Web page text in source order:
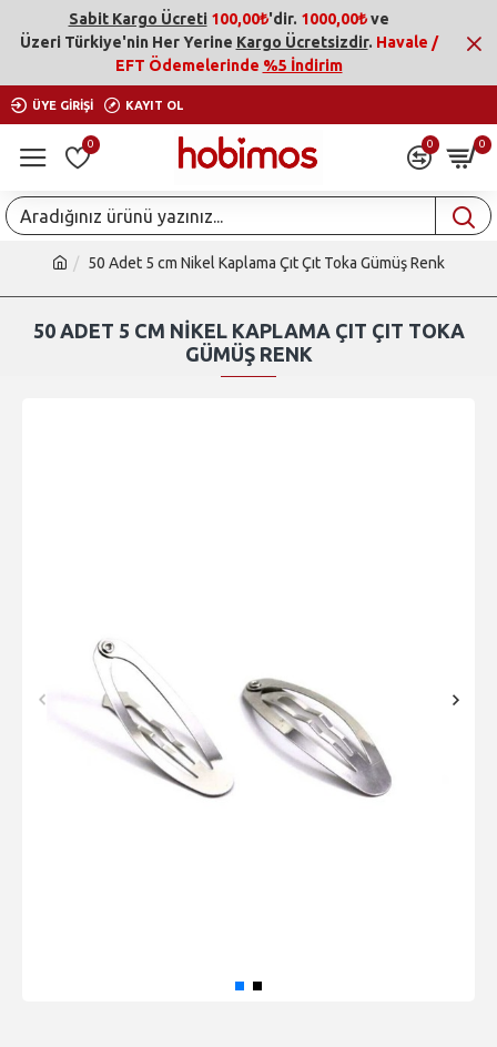
Sabit Kargo Ücreti 100,00₺'dir. 1000,00₺ve
Üzeri Türkiye'nin Her Yerine Kargo Ücretsizdir. Havale /
EFT Ödemelerinde %5 İndirim
ÜYE GIRIŞI KAYIT OL
0 0 0
50 Adet 5 cm Nikel Kaplama Çıt Çıt Toka Gümüş Renk
50 ADET 5 CM NIKEL KAPLAMA ÇIT ÇIT TOKA
GÜMÜŞ RENK